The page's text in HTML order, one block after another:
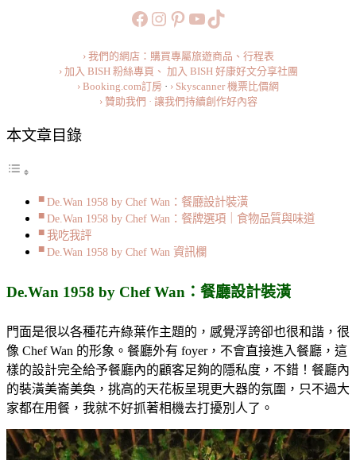
饗
宴：
The
Best
at
De.Wan
1958
by
Chef
@
KL
https://www.facebook.com/
https://
https://
旅行美食小短片TikTok
› 我們的網店：購買專屬旅遊商品、行程表
› 加入 BISH 粉絲專頁、 加入 BISH 好康好文分享社團
› Booking.com訂房 · › Skyscanner 機票比價網
› 贊助我們 · 讓我們持續創作好內容
本文章目錄
De.Wan 1958 by Chef Wan：餐廳設計裝潢
De.Wan 1958 by Chef Wan：餐牌選項｜食物品質與味道
我吃我評
De.Wan 1958 by Chef Wan 資訊欄
De.Wan 1958 by Chef Wan：餐廳設計裝潢
門面是很以各種花卉綠葉作主題的，感覺浮誇卻也很和諧，很
像 Chef Wan 的形象。餐廳外有 foyer，不會直接進入餐廳，這
樣的設計完全給予餐廳內的顧客足夠的隱私度，不錯！餐廳內
的裝潢美崙美奐，挑高的天花板呈現更大器的氛圍，只不過大
家都在用餐，我就不好抓著相機去打擾別人了。